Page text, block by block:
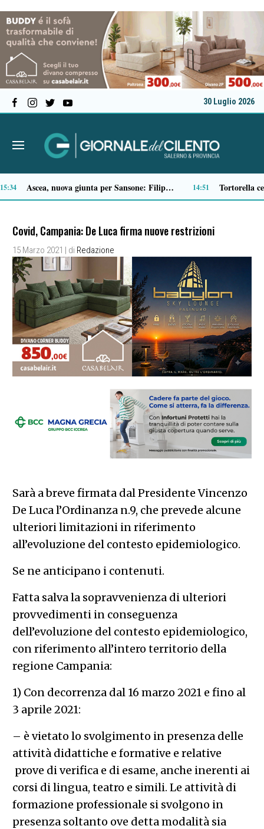
30 Luglio 2026
13:43 13:22
Covid, Campania: De Luca firma nuove restrizioni
15 Marzo 2021 | di Redazione
Sarà a breve firmata dal Presidente Vincenzo
De Luca l’Ordinanza n.9, che prevede alcune
ulteriori limitazioni in riferimento
all’evoluzione del contesto epidemiologico.
Se ne anticipano i contenuti.
Fatta salva la sopravvenienza di ulteriori
provvedimenti in conseguenza
dell’evoluzione del contesto epidemiologico,
con riferimento all’intero territorio della
regione Campania:
1) Con decorrenza dal 16 marzo 2021 e fino al
3 aprile 2021:
– è vietato lo svolgimento in presenza delle
attività didattiche e formative e relative
prove di verifica e di esame, anche inerenti ai
corsi di lingua, teatro e simili. Le attività di
formazione professionale si svolgono in
presenza soltanto ove detta modalità sia